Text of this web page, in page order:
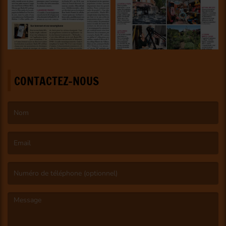
CONTACTEZ-NOUS